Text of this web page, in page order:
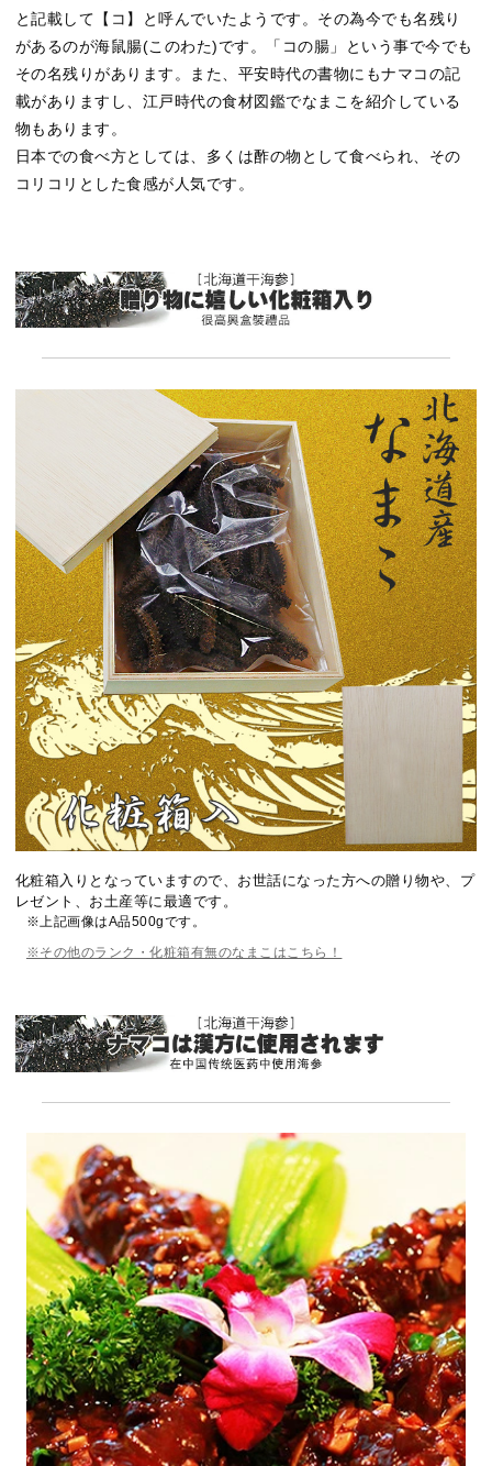
と記載して【コ】と呼んでいたようです。その為今でも名残り
があるのが海鼠腸(このわた)です。「コの腸」という事で今でも
その名残りがあります。また、平安時代の書物にもナマコの記
載がありますし、江戸時代の食材図鑑でなまこを紹介している
物もあります。
日本での食べ方としては、多くは酢の物として食べられ、その
コリコリとした食感が人気です。
化粧箱入りとなっていますので、お世話になった方への贈り物や、プ
レゼント、お土産等に最適です。
※上記画像はA品500gです。
※その他のランク・化粧箱有無のなまこはこちら！